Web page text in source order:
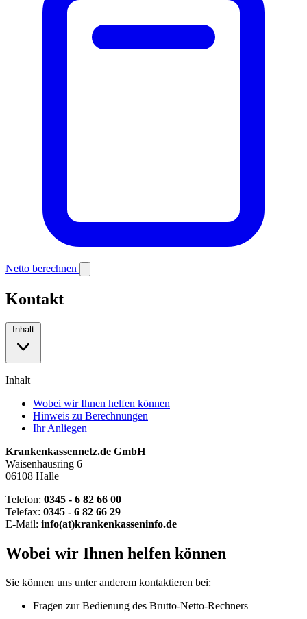
Netto berechnen
Kontakt
Inhalt
Inhalt
Wobei wir Ihnen helfen können
Hinweis zu Berechnungen
Ihr Anliegen
Krankenkassennetz.de GmbH
Waisenhausring 6
06108 Halle
Telefon: 0345 - 6 82 66 00
Telefax: 0345 - 6 82 66 29
E-Mail: info(at)krankenkasseninfo.de
Wobei wir Ihnen helfen können
Sie können uns unter anderem kontaktieren bei:
Fragen zur Bedienung des Brutto-Netto-Rechners